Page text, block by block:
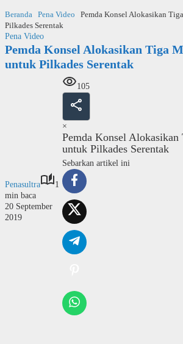
ke
konten
Beranda Pena Video
Pemda Konsel Alokasikan
Pilkades Serentak
Pena Video
Pemda Konsel Alokasikan Tiga
untuk Pilkades Serentak
Penasultra
1
min baca
20 September
2019
105
×
Pemda Konsel
untuk Pilkades Serentak
Sebarkan artikel ini